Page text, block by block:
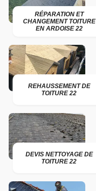
RÉPARATION ET
CHANGEMENT TOITURE
EN ARDOISE 22
REHAUSSEMENT DE
TOITURE 22
DEVIS NETTOYAGE DE
TOITURE 22